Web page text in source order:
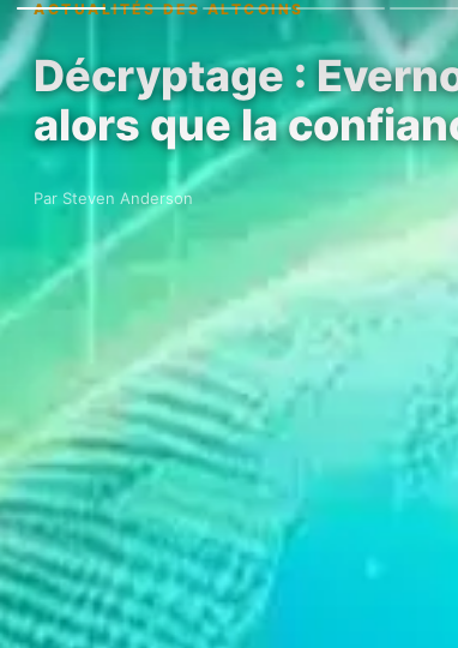
ACTUALITÉS DES ALTCOINS
Décryptage :
alors que la
Par Steven Anderson